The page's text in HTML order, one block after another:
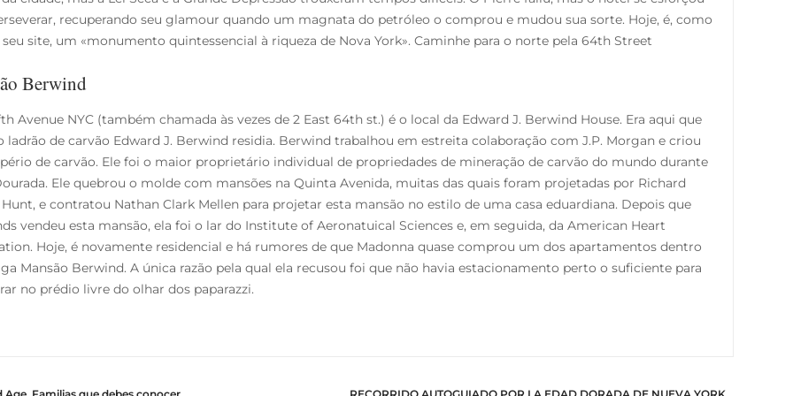
recuperando seu glamour quando um magnata do petróleo o comprou e mudou sua sorte. Hoje, é, como
site, um «monumento quintessencial à riqueza de Nova York». Caminhe para o norte pela 64th Street
Berwind
Avenue NYC (também chamada às vezes de 2 East 64th st.) é o local da Edward J. Berwind House. Era aqui que
ladrão de carvão Edward J. Berwind residia. Berwind trabalhou em estreita colaboração com J.P. Morgan e criou
de carvão. Ele foi o maior proprietário individual de propriedades de mineração de carvão do mundo durante
Ele quebrou o molde com mansões na Quinta Avenida, muitas das quais foram projetadas por Richard
e contratou Nathan Clark Mellen para projetar esta mansão no estilo de uma casa eduardiana. Depois que
vendeu esta mansão, ela foi o lar do Institute of Aeronatuical Sciences e, em seguida, da American Heart
Hoje, é novamente residencial e há rumores de que Madonna quase comprou um dos apartamentos dentro
Mansão Berwind. A única razão pela qual ela recusou foi que não havia estacionamento perto o suficiente para
no prédio livre do olhar dos paparazzi.